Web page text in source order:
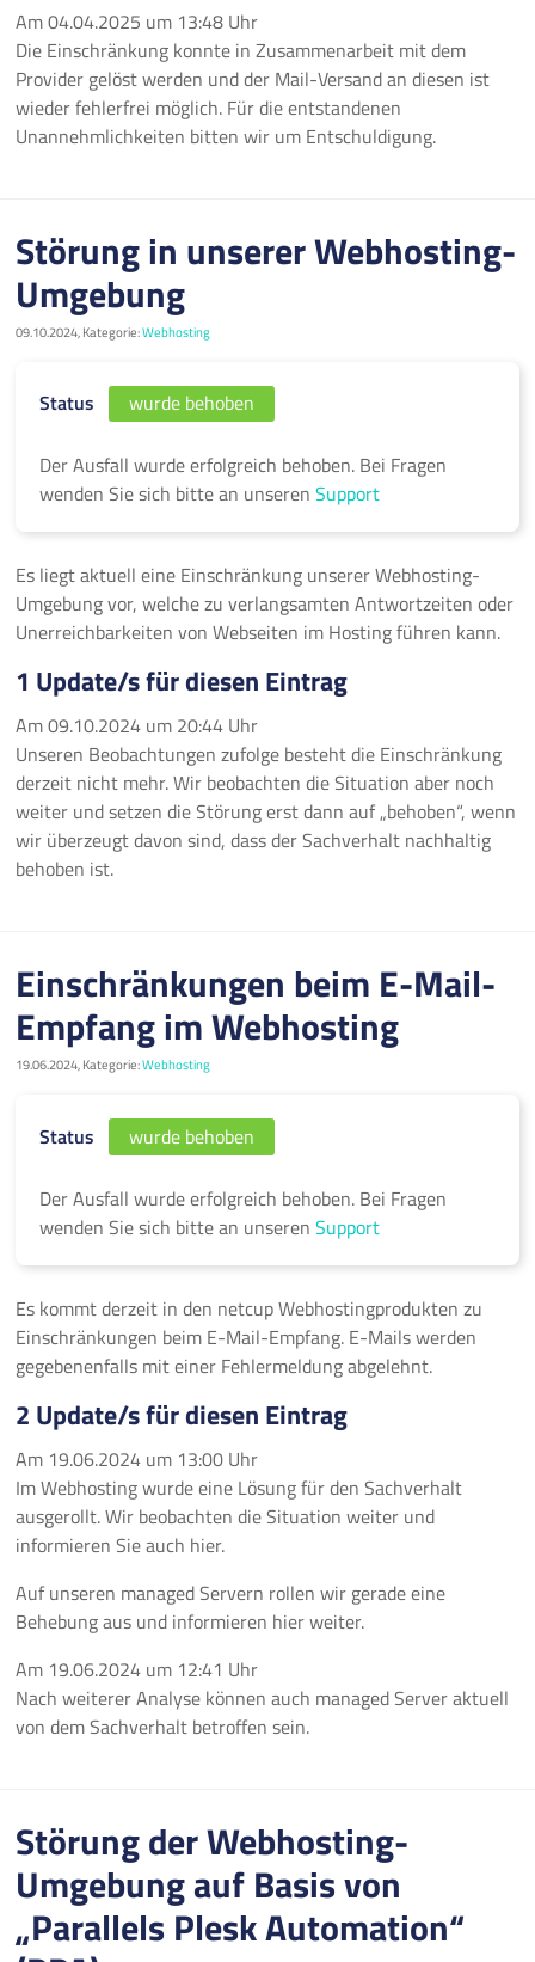
Am04.04.2025 um 13:48 Uhr
Die Einschränkung konnte in Zusammenarbeit mit dem
Provider gelöst werden und der Mail-Versand an diesen ist
wieder fehlerfrei möglich. Für die entstandenen
Unannehmlichkeiten bitten wir um Entschuldigung.
Störung in unserer Webhosting-
Umgebung
09.10.2024, Kategorie:Webhosting
Status wurde behoben
Der Ausfall wurde erfolgreich behoben. Bei Fragen
wenden Sie sich bitte an unseren Support
Es liegt aktuell eine Einschränkung unserer Webhosting-
Umgebung vor, welche zu verlangsamten Antwortzeiten oder
Unerreichbarkeiten von Webseiten im Hosting führen kann.
1 Update/s für diesen Eintrag
Am09.10.2024um 20:44 Uhr
Unseren Beobachtungen zufolge besteht die Einschränkung
derzeit nicht mehr. Wir beobachten die Situation aber noch
weiter und setzen die Störung erst dann auf „behoben“, wenn
wir überzeugt davon sind, dass der Sachverhalt nachhaltig
behoben ist.
Einschränkungen beim E-Mail-
Empfang im Webhosting
19.06.2024, Kategorie:Webhosting
Status wurde behoben
Der Ausfall wurde erfolgreich behoben. Bei Fragen
wenden Sie sich bitte an unseren Support
Es kommt derzeit in den netcup Webhostingprodukten zu
Einschränkungen beim E-Mail-Empfang. E-Mails werden
gegebenenfalls mit einer Fehlermeldung abgelehnt.
2 Update/s für diesen Eintrag
Am 19.06.2024um 13:00 Uhr
Im Webhosting wurde eine Lösung für den Sachverhalt
ausgerollt. Wir beobachten die Situation weiter und
informieren Sie auch hier.
Auf unseren managed Servern rollen wir gerade eine
Behebung aus und informieren hier weiter.
Am 19.06.2024um 12:41 Uhr
Nach weiterer Analyse können auch managed Server aktuell
von dem Sachverhalt betroffen sein.
Störung der Webhosting-
Umgebung auf Basis von
„Parallels Plesk Automation“